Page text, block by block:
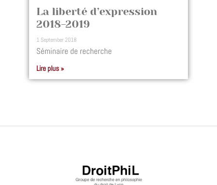
La liberté d’expression
2018-2019
1 September 2018
Séminaire de recherche
Lire plus »